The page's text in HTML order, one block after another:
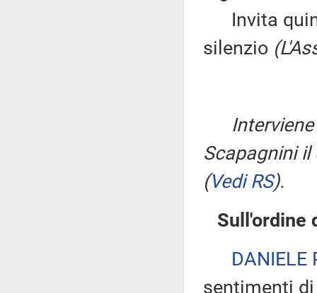
Invita
silenzio
Scapagnini
(Vedi RS).
Sull'ordine
DANIELE
sentimenti